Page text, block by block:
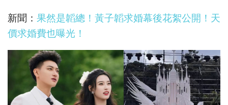
新聞： 果然是韜總！黃子韜求婚幕後花絮公開！天
價求婚費也曝光！